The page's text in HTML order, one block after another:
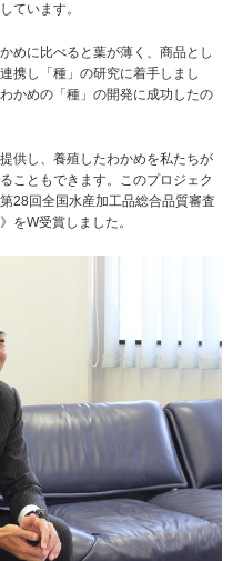
ています。
めに比べると葉が薄く、商品とし
携し「種」の研究に着手しまし
かめの「種」の開発に成功したの
供し、養殖したわかめを私たちが
こともできます。このプロジェク
28回全国水産加工品総合品質審査
をW受賞しました。